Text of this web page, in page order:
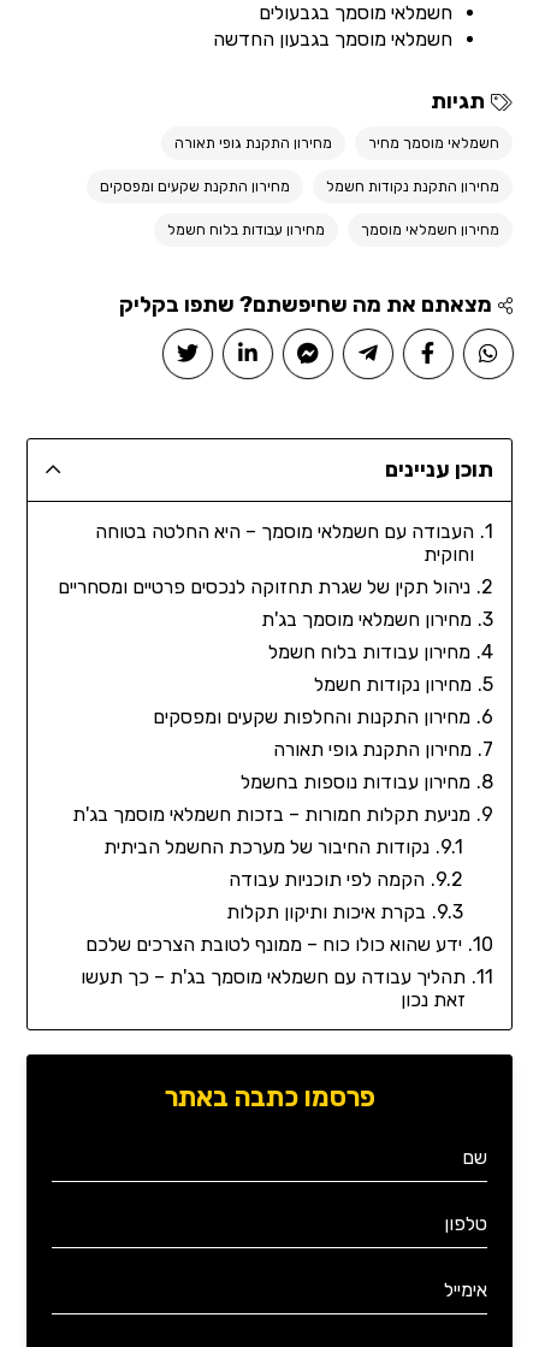
חשמלאי מוסמך בגבעולים
חשמלאי מוסמך בגבעון החדשה
תגיות
חשמלאי מוסמך מחיר מחירון התקנת גופי תאורה
מחירון התקנת נקודות חשמל מחירון התקנת שקעים ומפסקים
מחירון חשמלאי מוסמך מחירון עבודות בלוח חשמל
מצאתם את מה שחיפשתם? שתפו בקליק
תוכן עניינים
העבודה עם חשמלאי מוסמך – היא החלטה בטוחה
וחוקית
ניהול תקין של שגרת תחזוקה לנכסים פרטיים ומסחריים
מחירון חשמלאי מוסמך בג'ת
מחירון עבודות בלוח חשמל
מחירון נקודות חשמל
מחירון התקנות והחלפות שקעים ומפסקים
מחירון התקנת גופי תאורה
מחירון עבודות נוספות בחשמל
מניעת תקלות חמורות – בזכות חשמלאי מוסמך בג'ת
נקודות החיבור של מערכת החשמל הביתית
הקמה לפי תוכניות עבודה
בקרת איכות ותיקון תקלות
ידע שהוא כולו כוח – ממונף לטובת הצרכים שלכם
תהליך עבודה עם חשמלאי מוסמך בג'ת – כך תעשו
זאת נכון
פרסמו כתבה באתר